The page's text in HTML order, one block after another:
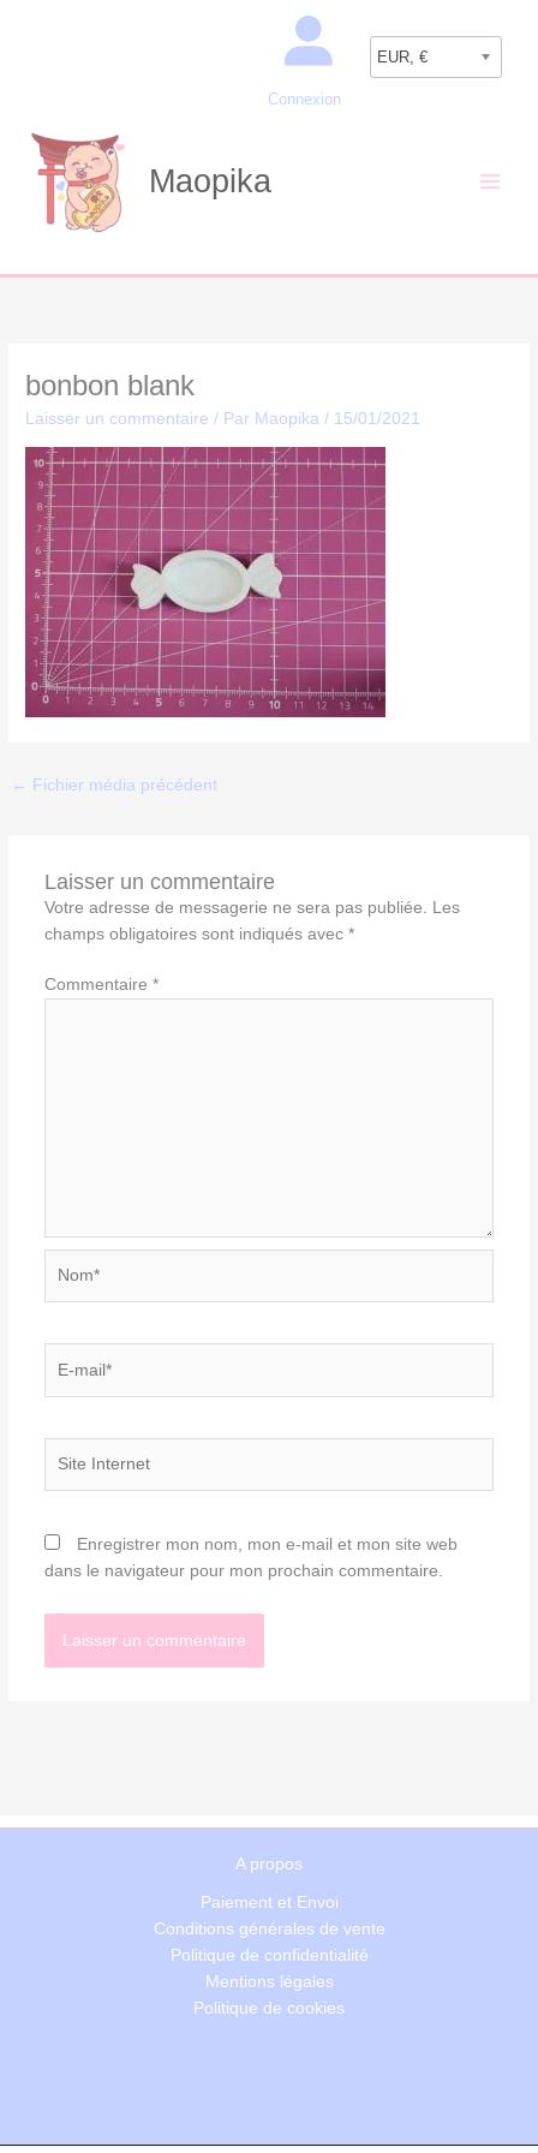
Connexion
EUR, €
Maopika
bonbon blank
Laisser un commentaire / Par Maopika/ 15/01/2021
← Fichier média précédent
Laisser un commentaire
Votre adresse de messagerie ne sera pas publiée.
Les
champs obligatoires sont indiqués avec *
Commentaire *
mail*
Enregistrer mon nom, mon e-mail et mon site web
dans le navigateur pour mon prochain commentaire.
A propos
Paiement et Envoi
Conditions générales de vente
Politique de confidentialité
Mentions légales
Politique de cookies
Recherche